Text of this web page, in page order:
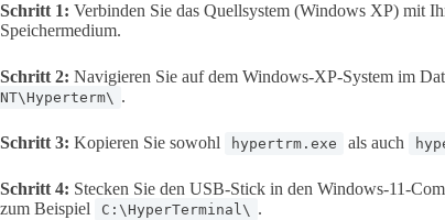
Schritt 1: Verbinden Sie das Quellsystem (Windows XP) mit
Speichermedium.
Schritt 2: Navigieren Sie auf dem Windows-XP-System im
NT\Hyperterm\ .
Schritt 3: Kopieren Sie sowohl hypertrm.exe als auch
Schritt 4: Stecken Sie den USB-Stick in den Windows-11-
zum Beispiel
C:\HyperTerminal\ .